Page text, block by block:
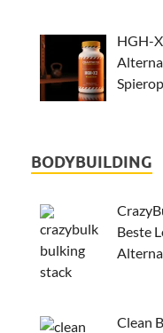
HGH-
BODYBUILDING
Beste
Clean